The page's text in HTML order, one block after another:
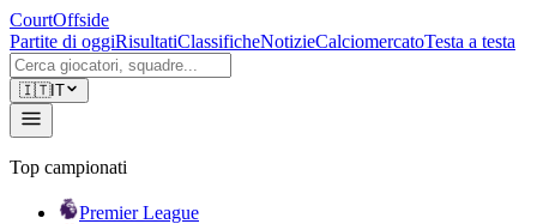
CourtOffside
Partite di oggiRisultatiClassificheNotizieCalciomercatoTesta a testa
🇮🇹IT
Top campionati
Premier League